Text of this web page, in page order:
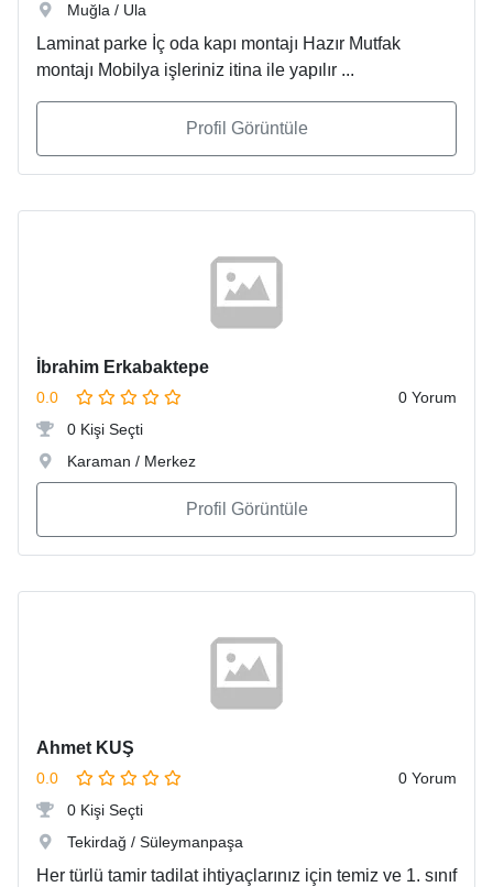
Muğla / Ula
Laminat parke İç oda kapı montajı Hazır Mutfak
montajı Mobilya işleriniz itina ile yapılır ...
Profil Görüntüle
İbrahim Erkabaktepe
0.0
0 Yorum
0 Kişi Seçti
Karaman / Merkez
Profil Görüntüle
Ahmet KUŞ
0.0
0 Yorum
0 Kişi Seçti
Tekirdağ / Süleymanpaşa
Her türlü tamir tadilat ihtiyaçlarınız için temiz ve 1. sınıf